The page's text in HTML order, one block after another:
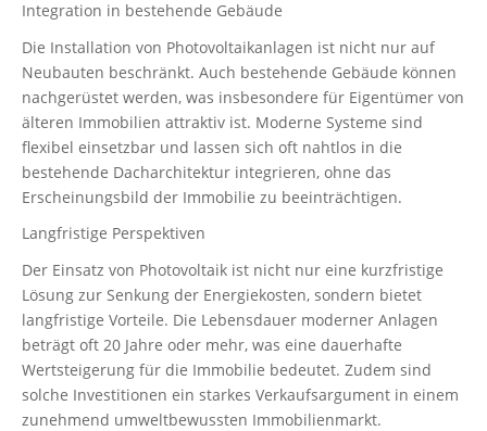
Integration in bestehende Gebäude
Die Installation von Photovoltaikanlagen ist nicht nur auf
Neubauten beschränkt. Auch bestehende Gebäude können
nachgerüstet werden, was insbesondere für Eigentümer von
älteren Immobilien attraktiv ist. Moderne Systeme sind
flexibel einsetzbar und lassen sich oft nahtlos in die
bestehende Dacharchitektur integrieren, ohne das
Erscheinungsbild der Immobilie zu beeinträchtigen.
Langfristige Perspektiven
Der Einsatz von Photovoltaik ist nicht nur eine kurzfristige
Lösung zur Senkung der Energiekosten, sondern bietet
langfristige Vorteile. Die Lebensdauer moderner Anlagen
beträgt oft 20 Jahre oder mehr, was eine dauerhafte
Wertsteigerung für die Immobilie bedeutet. Zudem sind
solche Investitionen ein starkes Verkaufsargument in einem
zunehmend umweltbewussten Immobilienmarkt.